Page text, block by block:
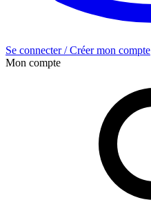
Se connecter / Créer mon compte
Mon compte